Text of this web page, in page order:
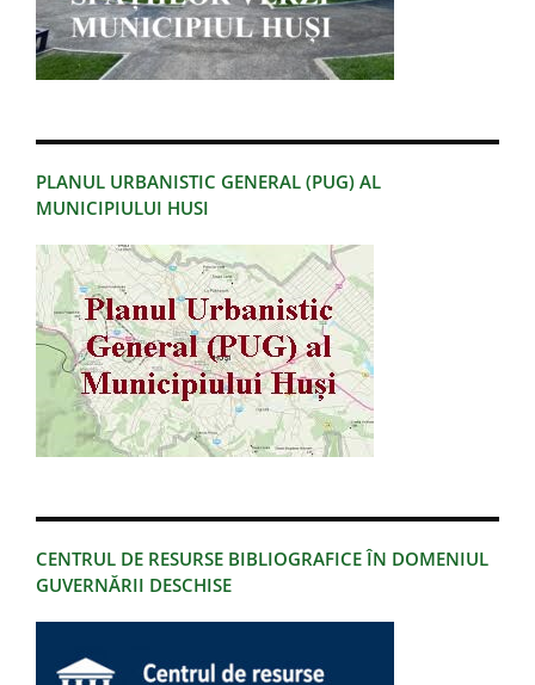
PLANUL URBANISTIC GENERAL (PUG) AL
MUNICIPIULUI HUSI
CENTRUL DE RESURSE BIBLIOGRAFICE ÎN DOMENIUL
GUVERNĂRII DESCHISE